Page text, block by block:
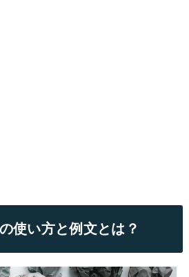
使い方と例文とは？